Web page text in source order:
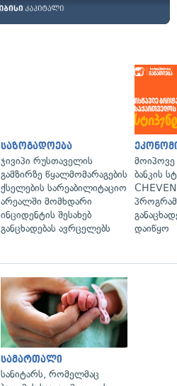
საზოგადოება
ჯივიპი რუსთაველის
გამზირზე წყალმომარაგების
ქსელების სარეაბილიტაციო
არეალში მომხდარი
ინციდენტის შესახებ
განცხადებას ავრცელებს
ბანკის
დაიწყო
სამართალი
სანიტარს, რომელმაც